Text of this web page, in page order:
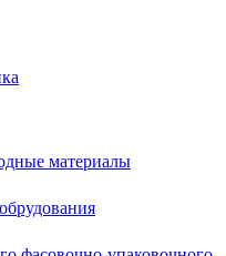
материалы